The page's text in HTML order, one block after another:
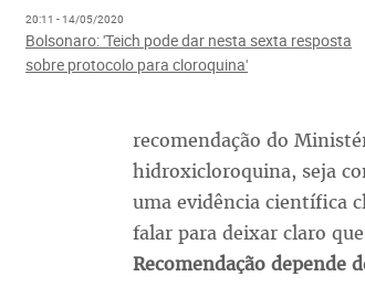
20:11 - 14/05/2020
Bolsonaro: 'Teich pode dar nesta sexta resposta
sobre protocolo para cloroquina'
recomendação do
hidroxicloroquina, seja
uma evidência científica
falar para deixar claro
Recomendação depende